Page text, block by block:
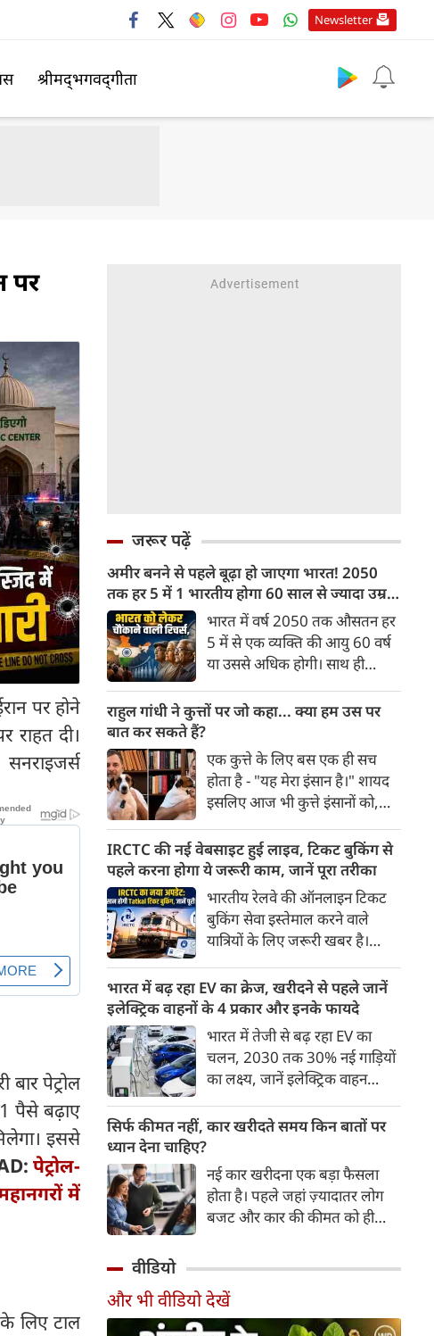
Newsletter
श्रीमद्‍भगवद्‍गीता
पर
पर होने
राहत दी।
पेट्रोल
पैसे बढ़ाए
इससे
पेट्रोल-
में
लिए टाल
जरूर पढ़ें
अमीर बनने से पहले बूढ़ा हो जाएगा भारत! 2050
तक हर 5 में 1 भारतीय होगा 60 साल से ज्यादा उम्र
का
भारत में वर्ष 2050 तक औसतन हर
5 में से एक व्यक्ति की आयु 60 वर्ष
या उससे अधिक होगी। साथ ही
भारत में रहेंगे। ‘ट्रांसफॉर्म रूरल
अनुसार भारत विकसित देशों के
विपरीत समृद्ध बनने से पहले ही वृद्ध
होती आबादी वाले देश की श्रेणी में
पहुंच रहा है।
राहुल गांधी ने कुत्तों पर जो कहा... क्या हम उस पर
बात कर सकते हैं?
एक कुत्ते के लिए बस एक ही सच
होता है - "यह मेरा इंसान है।" शायद
इसलिए आज भी कुत्ते इंसानों को,
भू-राजनीति से लेकर कृत्रिम
बुद्धिमत्ता, जलवायु परिवर्तन से लेकर
क्रिकेट तक हर विषय पर बहस कर
सकते हैं, तो उस जीव पर भी एक
गंभीर चर्चा बनती है जिसने किसी भी
सभ्यता से पहले इंसान का साथ चुना
था। दुर्भाग्य यह है कि आज कुत्तों के
बारे में हमारी राय पशु-चिकित्सकों,
व्यवहार वैज्ञानिकों या विशेषज्ञों से
कम... और व्हाट्सऐप यूनिवर्सिटी से
ज़्यादा बनती है।
IRCTC की नई वेबसाइट हुई लाइव, टिकट बुकिंग से
पहले करना होगा ये जरूरी काम, जानें पूरा तरीका
भारतीय रेलवे की ऑनलाइन टिकट
बुकिंग सेवा इस्तेमाल करने वाले
यात्रियों के लिए जरूरी खबर है।
वेबसाइट का बीटा वर्जन लॉन्च कर
दिया है। करीब 24 साल पुराने
इंटरफेस के बाद वेबसाइट को नए
डिजाइन और कई नए फीचर्स के साथ
अपडेट किया गया है।
भारत में बढ़ रहा EV का क्रेज, खरीदने से पहले जानें
इलेक्ट्रिक वाहनों के 4 प्रकार और इनके फायदे
भारत में तेजी से बढ़ रहा EV का
चलन, 2030 तक 30% नई गाड़ियों
का लक्ष्य, जानें इलेक्ट्रिक वाहन
200 अरब रुपए का मौका
सिर्फ कीमत नहीं, कार खरीदते समय किन बातों पर
ध्यान देना चाहिए?
नई कार खरीदना एक बड़ा फैसला
होता है। पहले जहां ज़्यादातर लोग
बजट और कार की कीमत को ही
खरीदते समय किन बातों पर ध्यान
देना चाहिए।
वीडियो
और भी वीडियो देखें